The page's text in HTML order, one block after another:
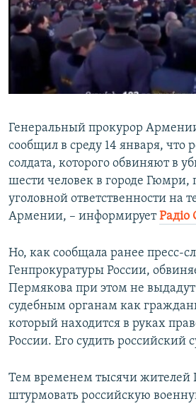
ПОБЕДИТЕЛЕЙ НЕ СУДЯТ?
КРЫМ.НЕПОКОРЕННЫЙ
УКРАИНСКАЯ ПРОБЛЕМА КРЫМА
ПРИСОЕДИНЯЙТЕСЬ!
Генеральный прокурор
сообщил в среду 14 января, что
солдата, которого обвиняют в
шести человек в городе Гюмри,
уголовной ответственности на
Армении, – информируетРадіо
Но, как сообщала ранее пресс-
Генпрокуратуры России,
Пермякова при этом не
судебным органам как
который находится в руках
России. Его судить российский
Тем временем тысячи жителей
штурмовать российскую